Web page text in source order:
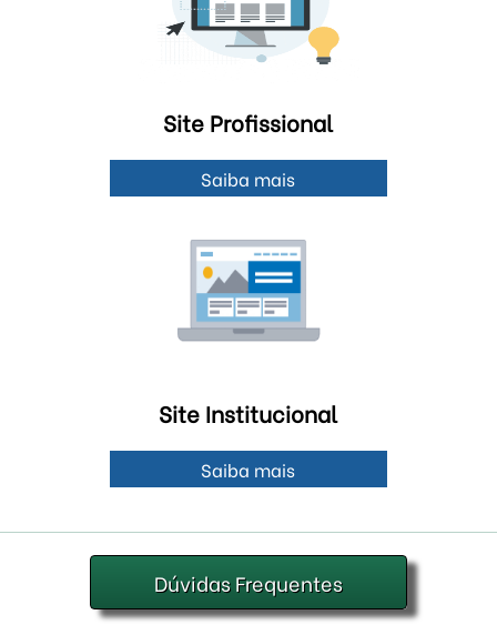
Site Profissional
Saiba mais
Site Institucional
Saiba mais
Dúvidas Frequentes